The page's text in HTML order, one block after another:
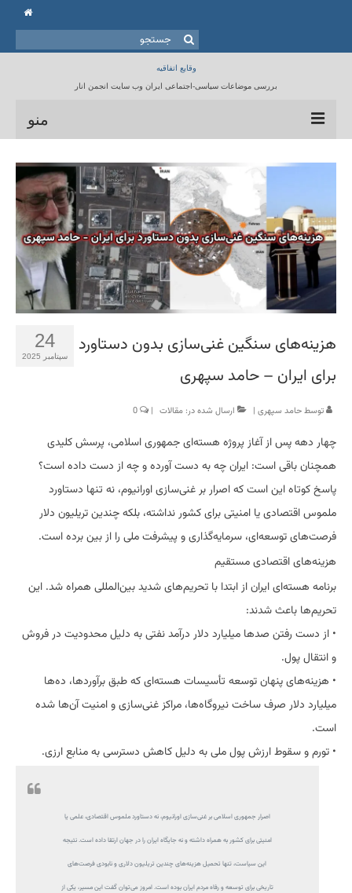
جستجو
برای:
وقایع اتفاقیه
بررسی موضاعات سیاسی-اجتماعی ایران وب سایت انجمن انار
منو
خانه
مقالات
برنامه ها
کتابخانه
24
سپتامبر 2025
هزینه‌های سنگین غنی‌سازی بدون دستاورد
برای ایران – حامد سپهری
توسطحامد سپهری | ارسال شده در: مقالات |
چهار دهه پس از آغاز پروژه هسته‌ای جمهوری اسلامی، پرسش کلیدی
همچنان باقی است: ایران چه به دست آورده و چه از دست داده است؟
پاسخ کوتاه این است که اصرار بر غنی‌سازی اورانیوم، نه تنها دستاورد
ملموس اقتصادی یا امنیتی برای کشور نداشته، بلکه چندین تریلیون دلار
فرصت‌های توسعه‌ای، سرمایه‌گذاری و پیشرفت ملی را از بین برده است.
هزینه‌های اقتصادی مستقیم
برنامه هسته‌ای ایران از ابتدا با تحریم‌های شدید بین‌المللی همراه شد. این
تحریم‌ها باعث شدند:
• از دست رفتن صدها میلیارد دلار درآمد نفتی به دلیل محدودیت در فروش
و انتقال پول.
• هزینه‌های پنهان توسعه تأسیسات هسته‌ای که طبق برآوردها، ده‌ها
میلیارد دلار صرف ساخت نیروگاه‌ها، مراکز غنی‌سازی و امنیت آن‌ها شده
است.
• تورم و سقوط ارزش پول ملی به دلیل کاهش دسترسی به منابع ارزی.
اصرار جمهوری اسلامی بر غنی‌سازی اورانیوم، نه دستاورد ملموس اقتصادی، علمی یا
امنیتی برای کشور به همراه داشته و نه جایگاه ایران را در جهان ارتقا داده است. نتیجه
این سیاست، تنها تحمیل هزینه‌های چندین تریلیون دلاری و نابودی فرصت‌های
تاریخی برای توسعه و رفاه مردم ایران بوده است. امروز می‌توان گفت این مسیر، یکی از